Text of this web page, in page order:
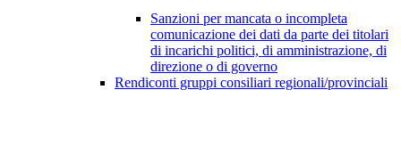
Sanzioni per mancata o incompleta
comunicazione dei dati da parte dei titolari
di incarichi politici, di amministrazione, di
direzione o di governo
Rendiconti gruppi consiliari regionali/provinciali